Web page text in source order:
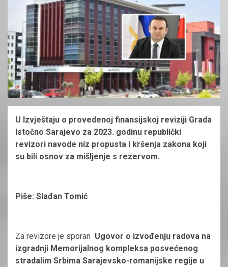
U Izvještaju o provedenoj finansijskoj reviziji Grada
Istočno Sarajevo za 2023. godinu republički
revizori navode niz propusta i kršenja zakona koji
su bili osnov za mišljenje s rezervom.
Piše: Slađan Tomić
Za revizore je sporan Ugovor o izvođenju radova na
izgradnji Memorijalnog kompleksa posvećenog
stradalim Srbima Sarajevsko-romanijske regije u